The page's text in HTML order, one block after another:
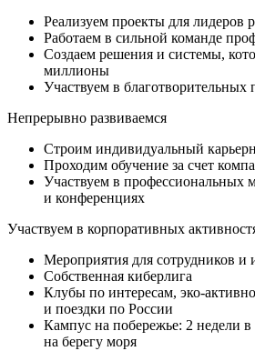
Реализуем проекты для лидеров
Работаем в сильной команде
Создаем решения и системы,
миллионы
Участвуем в благотворительных
Непрерывно развиваемся
Строим индивидуальный
Проходим обучение за счет
Участвуем в профессиональных
и конференциях
Участвуем в корпоративных
Мероприятия для сотрудников и
Собственная киберлига
Клубы по интересам, эко-
и поездки по России
Кампус на побережье: 2 недели
на берегу моря